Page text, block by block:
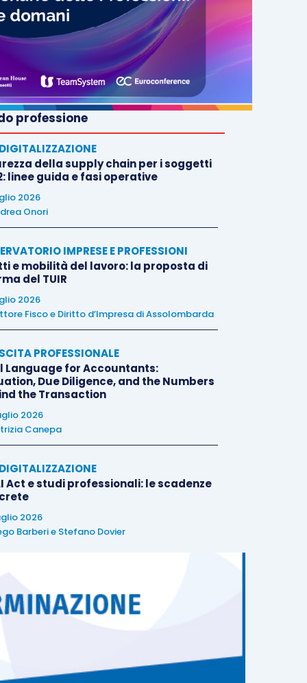
professione
della supply chain per i soggetti
linee guida e fasi operative
2026
Onori
IMPRESE E PROFESSIONI
e mobilità del lavoro: la proposta di
del TUIR
2026
Fisco e Diritto d’Impresa di Assolombarda
PROFESSIONALE
Language for Accountants:
Due Diligence, and the Numbers
the Transaction
2026
Canepa
Act e studi professionali: le scadenze
2026
Barberie Stefano Dovier